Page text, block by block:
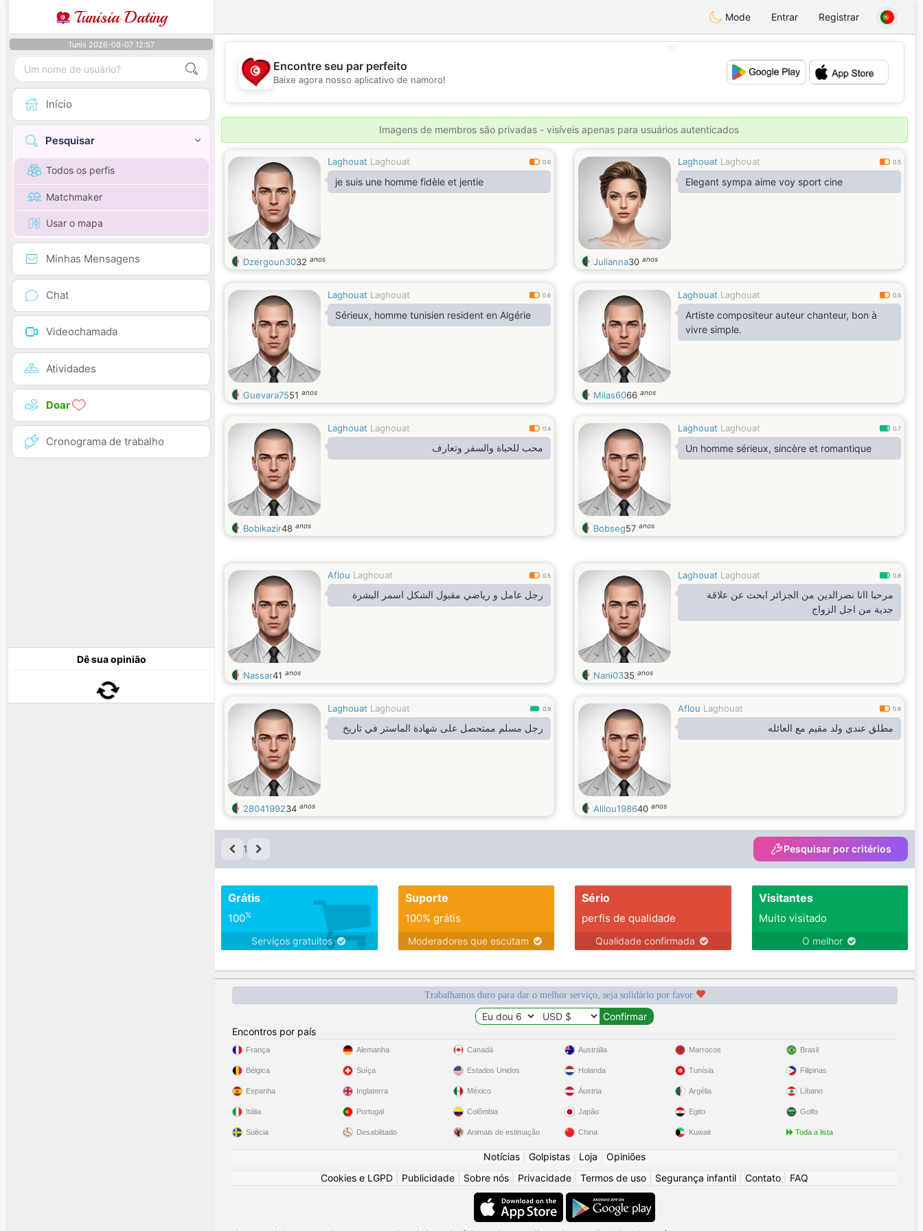
Tunisia Dating Mode Entrar Registrar
Tunis 2026-08-07 12:57
Início
Pesquisar
Todos os perfis
Matchmaker
Usar o mapa
Minhas Mensagens
Chat
Videochamada
Atividades
Doar
Cronograma de trabalho
Dê sua opinião
💖
💕
Encontre seu par perfeito
Baixe agora nosso aplicativo de namoro!
Imagens de membros são privadas - visíveis apenas para usuários autenticados
Laghouat Laghouat 0.6
je suis une homme fidèle et jentie
Dzergoun3032 anos
Laghouat Laghouat 0.5
Elegant sympa aime voy sport cine
Julianna30 anos
Laghouat Laghouat 0.6
Sérieux, homme tunisien resident en Algérie
Guevara7551 anos
Laghouat Laghouat 0.5
Artiste compositeur auteur chanteur, bon à
vivre simple.
Milas6066 anos
Laghouat Laghouat 0.4
محب للحياة والسفر وتعارف
Bobikazir48 anos
Laghouat Laghouat 0.7
Un homme sérieux, sincère et romantique
Bobseg57 anos
Aflou Laghouat 0.5
رجل عامل و رياضي مقبول الشكل اسمر البشرة
Nassar41 anos
Laghouat Laghouat 0.8
مرحبا اانا نصرالدين من الجزائر ابحث عن علاقة
جدية من اجل الزواج
Nani0335 anos
Laghouat Laghouat 0.9
رجل مسلم ممتحصل على شهادة الماستر في تاريخ
2804199234 anos
Aflou Laghouat 0.6
مطلق عندي ولد مقيم مع العائله
Alilou198640 anos
1 Pesquisar por critérios
Grátis
100%
Serviços gratuitos
Suporte
100% grátis
Moderadores que escutam
Sério
perfis de qualidade
Qualidade confirmada
Visitantes
Muito visitado
O melhor
Trabalhamos duro para dar o melhor serviço, seja solidário por favor
Encontros por país
França
Bélgica
Espanha
Itália
Suécia
Alemanha
Suíça
Inglaterra
Portugal
Desabilitado
Canadá
Estados Unidos
México
Colômbia
Animais de estimação
Austrália
Holanda
Áustria
Japão
China
Marrocos
Tunísia
Argélia
Egito
Kuwait
Brasil
Filipinas
Líbano
Golfo
Toda a lista
Notícias Golpistas Loja
Opiniões
Cookies e LGPD
Publicidade Sobre nós Privacidade Termos de uso Segurança infantil Contato FAQ